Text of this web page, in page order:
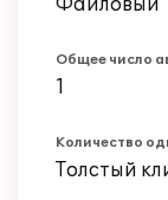
Файловый
Общее число
1
Количество
Толстый